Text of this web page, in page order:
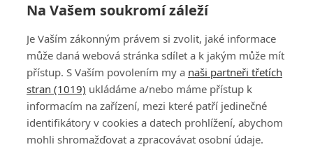
PŘIHLÁSIT
REGISTROVAT
DISKUZE
Na Vašem soukromí záleží
Je Vaším zákonným právem si zvolit, jaké informace
může daná webová stránka sdílet a k jakým může mít
přístup. S Vaším povolením my a naši partneři třetích
stran (1019) ukládáme a/nebo máme přístup k
informacím na zařízení, mezi které patří jedinečné
identifikátory v cookies a datech prohlížení, abychom
mohli shromažďovat a zpracovávat osobní údaje.